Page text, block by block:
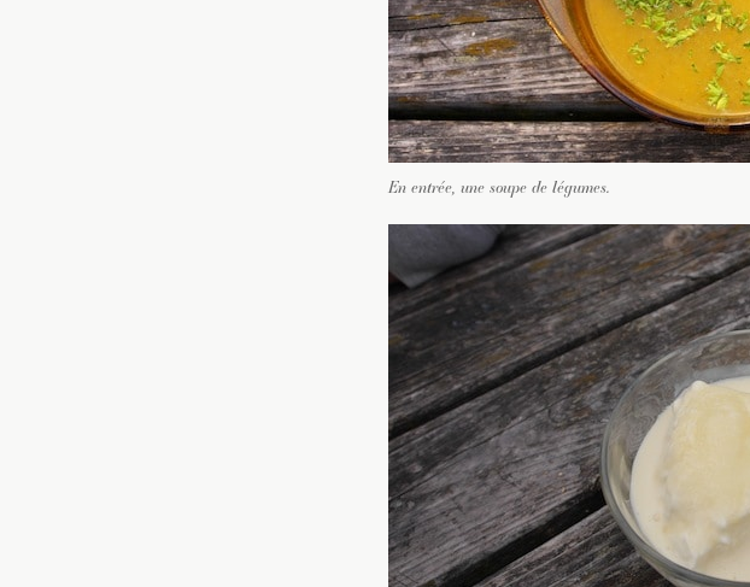
En entrée, une soupe de légumes.